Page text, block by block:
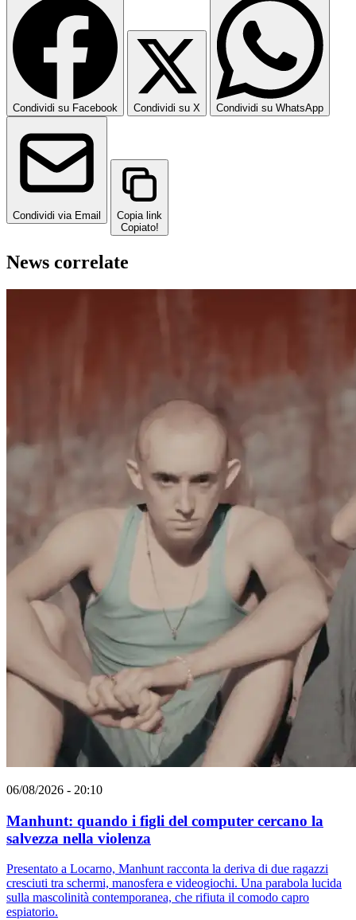
Condividi su Facebook Condividi su X Condividi su WhatsApp
Condividi via Email
Copia link
Copiato!
News correlate
06/08/2026 - 20:10
Manhunt: quando i figli del computer cercano la
salvezza nella violenza
Presentato a Locarno, Manhunt racconta la deriva di due ragazzi
cresciuti tra schermi, manosfera e videogiochi. Una parabola lucida
sulla mascolinità contemporanea, che rifiuta il comodo capro
espiatorio.